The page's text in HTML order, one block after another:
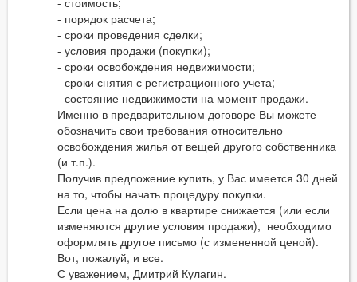
- порядок расчета;
- сроки проведения сделки;
- условия продажи (покупки);
- сроки освобождения недвижимости;
- сроки снятия с регистрационного учета;
- состояние недвижимости на момент продажи.
Именно в предварительном договоре Вы можете
обозначить свои требования относительно
освобождения жилья от вещей другого собственника
(и т.п.).
Получив предложение купить, у Вас имеется 30 дней
на то, чтобы начать процедуру покупки.
Если цена на долю в квартире снижается (или если
изменяются другие условия продажи), необходимо
оформлять другое письмо (с измененной ценой).
Вот, пожалуй, и все.
С уважением, Дмитрий Кулагин.